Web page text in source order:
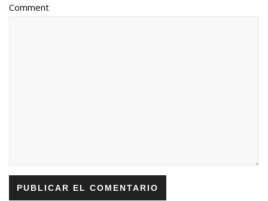
Comment